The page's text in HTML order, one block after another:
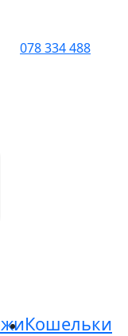
078 334 488
Кошельки